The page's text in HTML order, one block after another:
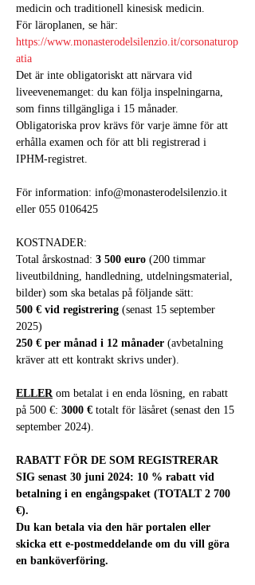
medicin och traditionell kinesisk medicin.
För läroplanen, se här:
https://www.monasterodelsilenzio.it/corsonaturop
atia
Det är inte obligatoriskt att närvara vid
liveevenemanget: du kan följa inspelningarna,
som finns tillgängliga i 15 månader.
Obligatoriska prov krävs för varje ämne för att
erhålla examen och för att bli registrerad i
IPHM-registret.
För information: info@monasterodelsilenzio.it
eller 055 0106425
KOSTNADER:
Total årskostnad: 3 500 euro (200 timmar
liveutbildning, handledning, utdelningsmaterial,
bilder) som ska betalas på följande sätt:
500 € vid registrering (senast 15 september
2025)
250 € per månad i 12 månader (avbetalning
kräver att ett kontrakt skrivs under).
ELLER om betalat i en enda lösning, en rabatt
på 500 €: 3000 € totalt för läsåret (senast den 15
september 2024).
RABATT FÖR DE SOM REGISTRERAR
SIG senast 30 juni 2024: 10 % rabatt vid
betalning i en engångspaket (TOTALT 2 700
€).
Du kan betala via den här portalen eller
skicka ett e-postmeddelande om du vill göra
en banköverföring.